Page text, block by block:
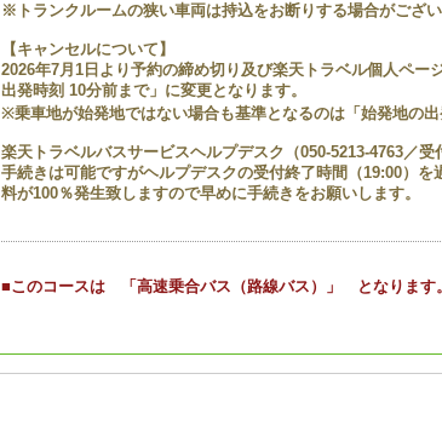
※トランクルームの狭い車両は持込をお断りする場合がござい
【キャンセルについて】
2026年7月1日より予約の締め切り及び楽天トラベル個人ペー
出発時刻 10分前まで」に変更となります。
※乗車地が始発地ではない場合も基準となるのは「始発地の出
楽天トラベルバスサービスヘルプデスク（050-5213-4763／
手続きは可能ですがヘルプデスクの受付終了時間（19:00）
料が100％発生致しますので早めに手続きをお願いします。
■このコースは 「高速乗合バス（路線バス）」 となります。